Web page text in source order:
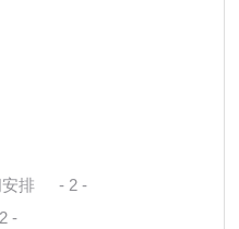
排
- 2 -
-